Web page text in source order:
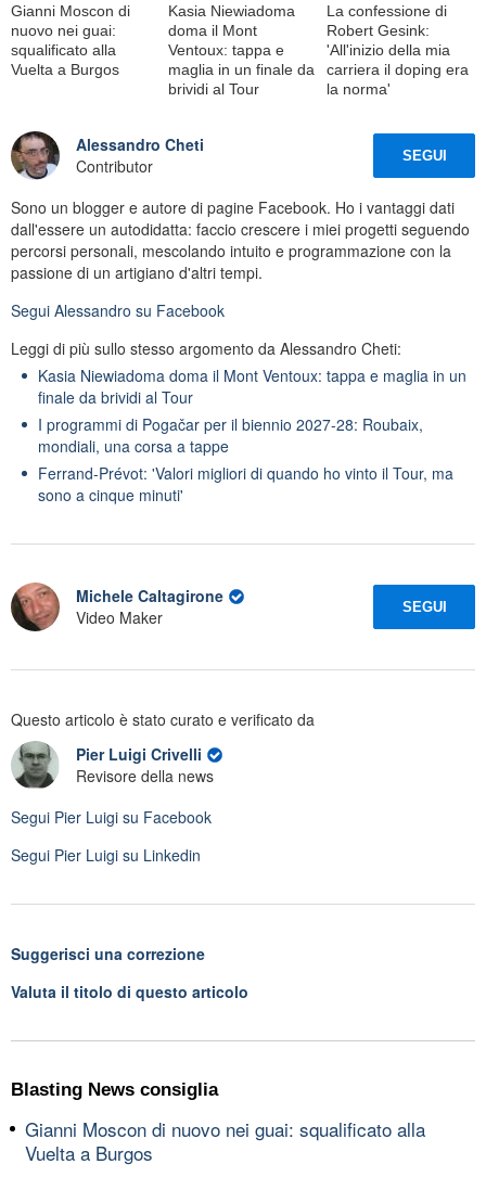
Gianni Moscon di
nuovo nei guai:
squalificato alla
Vuelta a Burgos
Kasia Niewiadoma
doma il Mont
Ventoux: tappa e
maglia in un finale da
brividi al Tour
La confessione di
Robert Gesink:
'All'inizio della mia
carriera il doping era
la norma'
Alessandro Cheti
Contributor
SEGUI
Sono un blogger e autore di pagine Facebook. Ho i vantaggi dati
dall'essere un autodidatta: faccio crescere i miei progetti seguendo
percorsi personali, mescolando intuito e programmazione con la
passione di un artigiano d'altri tempi.
Segui Alessandro su Facebook
Leggi di più sullo stesso argomento da Alessandro Cheti:
Kasia Niewiadoma doma il Mont Ventoux: tappa e maglia in un
finale da brividi al Tour
I programmi di Pogačar per il biennio 2027-28: Roubaix,
mondiali, una corsa a tappe
Ferrand-Prévot: 'Valori migliori di quando ho vinto il Tour, ma
sono a cinque minuti'
Michele Caltagirone
Video Maker
SEGUI
Questo articolo è stato curato e verificato da
Pier Luigi Crivelli
Revisore della news
Segui Pier Luigi su Facebook
Segui Pier Luigi su Linkedin
Suggerisci una correzione
Valuta il titolo di questo articolo
Blasting News consiglia
Gianni Moscon di nuovo nei guai: squalificato alla
Vuelta a Burgos